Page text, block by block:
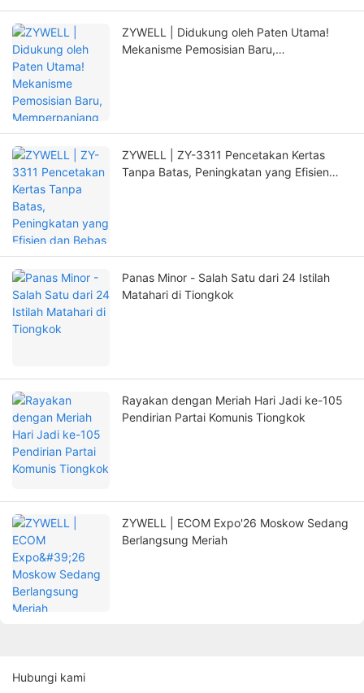
ZYWELL | Didukung oleh Paten Utama!
Mekanisme Pemosisian Baru,
ZYWELL | ZY-3311 Pencetakan Kertas
Tanpa Batas, Peningkatan yang Efisien
Panas Minor - Salah Satu dari 24 Istilah
Matahari di Tiongkok
Rayakan dengan Meriah Hari Jadi ke-105
Pendirian Partai Komunis Tiongkok
ZYWELL | ECOM Expo'26 Moskow Sedang
Berlangsung Meriah
Hubungi kami